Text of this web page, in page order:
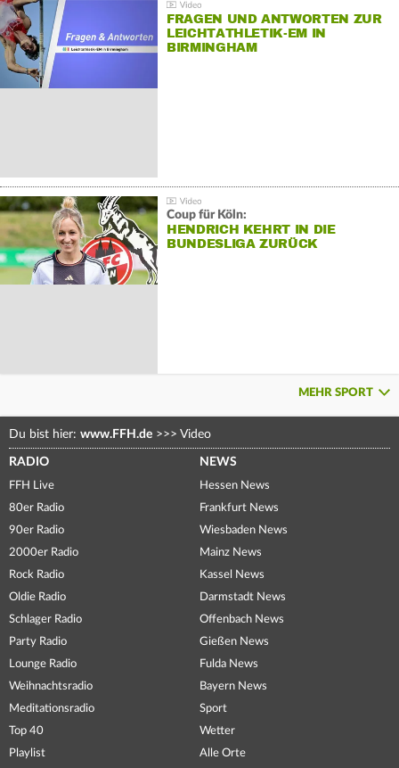
FRAGEN UND ANTWORTEN ZUR
LEICHTATHLETIK-EM IN
BIRMINGHAM
Coup für Köln:
HENDRICH KEHRT IN DIE
BUNDESLIGA ZURÜCK
MEHR SPORT
Du bist hier: www.FFH.de >>> Video
RADIO
FFH Live
80er Radio
90er Radio
2000er Radio
Rock Radio
Oldie Radio
Schlager Radio
Party Radio
Lounge Radio
Weihnachtsradio
Meditationsradio
Top 40
Playlist
NEWS
Hessen News
Frankfurt News
Wiesbaden News
Mainz News
Kassel News
Darmstadt News
Offenbach News
Gießen News
Fulda News
Bayern News
Sport
Wetter
Alle Orte